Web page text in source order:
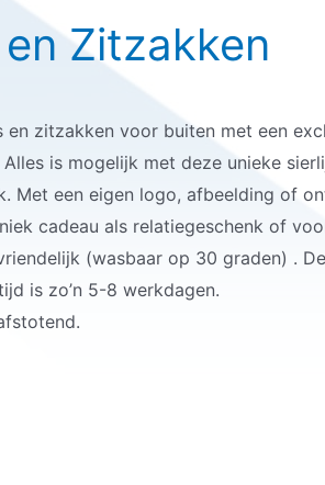
Zitzakken
en zitzakken voor buiten met een
is mogelijk met deze unieke
Met een eigen logo, afbeelding of
cadeau als relatiegeschenk of
(wasbaar op 30 graden) .
is zo’n 5-8 werkdagen.